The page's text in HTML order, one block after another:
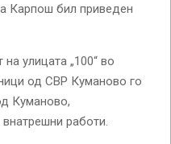
Карпош бил приведен
улицата „100“ во
од СВР Куманово го
Куманово,
работи.